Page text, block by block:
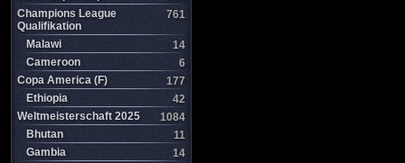
Champions League
Qualifikation
761
Malawi
14
Cameroon
6
Copa America (F)
177
Ethiopia
42
Weltmeisterschaft 2025
1084
Bhutan
11
Gambia
14